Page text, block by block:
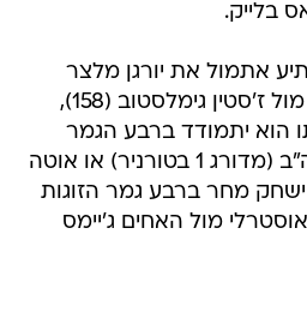
(599), שהפתיע אתמול את יורגן מלצר
בסיבוב הראשון, ישחק מול ז'סטין גימלסטוב (158),
הוא יתמודד ברבע הגמר
מול ג'יימס בלייק מארה"ב (מדורג 1 בטורניר) או אוטה
מחר ברבע גמר הזוגות
מול האחים ג'יימס